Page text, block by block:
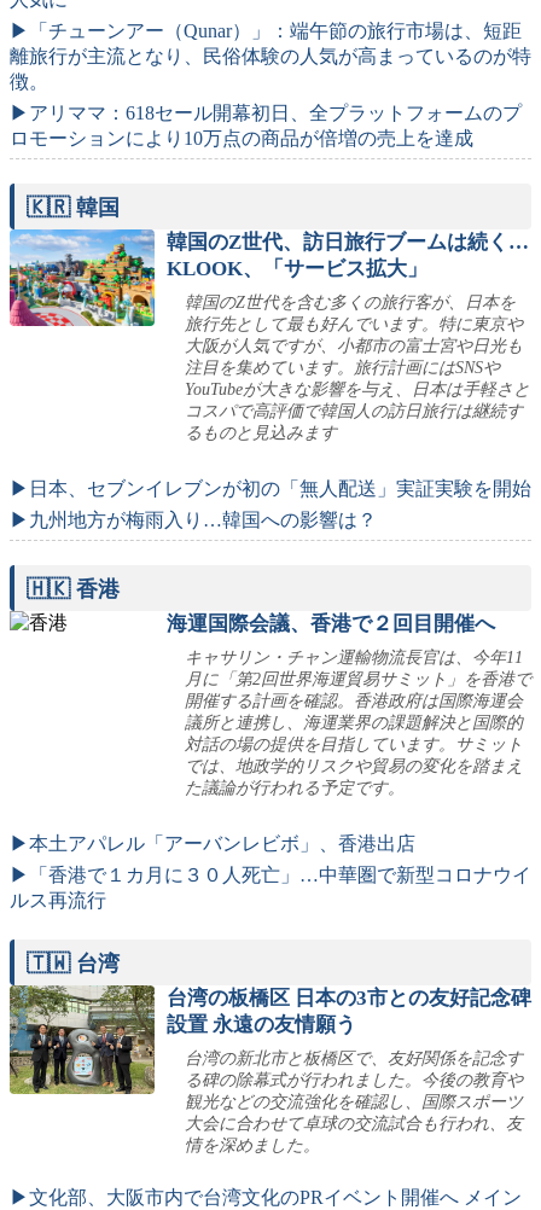
▶「チューンアー（Qunar）」：端午節の旅行市場は、短距
離旅行が主流となり、民俗体験の人気が高まっているのが特
徴。
▶アリママ：618セール開幕初日、全プラットフォームのプ
ロモーションにより10万点の商品が倍増の売上を達成
🇰🇷 韓国
韓国のZ世代、訪日旅行ブームは続く…
KLOOK、「サービス拡大」
韓国のZ世代を含む多くの旅行客が、日本を
旅行先として最も好んでいます。特に東京や
大阪が人気ですが、小都市の富士宮や日光も
注目を集めています。旅行計画にはSNSや
YouTubeが大きな影響を与え、日本は手軽さと
コスパで高評価で韓国人の訪日旅行は継続す
るものと見込みます
▶日本、セブンイレブンが初の「無人配送」実証実験を開始
▶九州地方が梅雨入り…韓国への影響は？
🇭🇰 香港
海運国際会議、香港で２回目開催へ
キャサリン・チャン運輸物流長官は、今年11
月に「第2回世界海運貿易サミット」を香港で
開催する計画を確認。香港政府は国際海運会
議所と連携し、海運業界の課題解決と国際的
対話の場の提供を目指しています。サミット
では、地政学的リスクや貿易の変化を踏まえ
た議論が行われる予定です。
▶本土アパレル「アーバンレビボ」、香港出店
▶「香港で１カ月に３０人死亡」…中華圏で新型コロナウイ
ルス再流行
🇹🇼 台湾
台湾の板橋区 日本の3市との友好記念碑
設置 永遠の友情願う
台湾の新北市と板橋区で、友好関係を記念す
る碑の除幕式が行われました。今後の教育や
観光などの交流強化を確認し、国際スポーツ
大会に合わせて卓球の交流試合も行われ、友
情を深めました。
▶文化部、大阪市内で台湾文化のPRイベント開催へ メイン